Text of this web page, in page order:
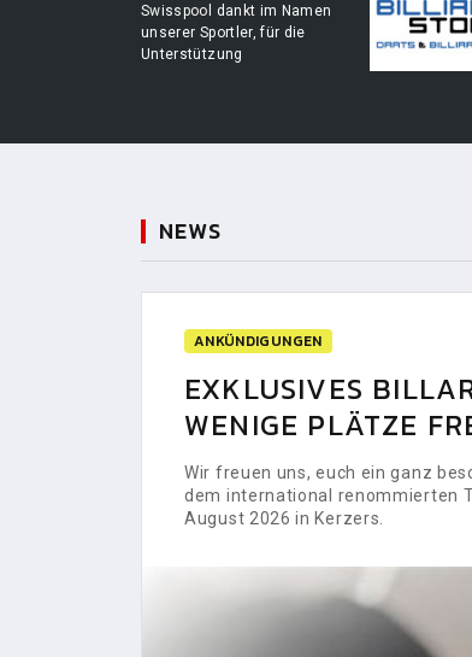
Swisspool dankt im Namen
unserer Sportler, für die
Unterstützung
NEWS
ANKÜNDIGUNGEN
EXKLUSIVES
WENIGE PLÄTZE
Wir freuen uns, euch ein ganz
dem international renommierten
August 2026 in Kerzers.